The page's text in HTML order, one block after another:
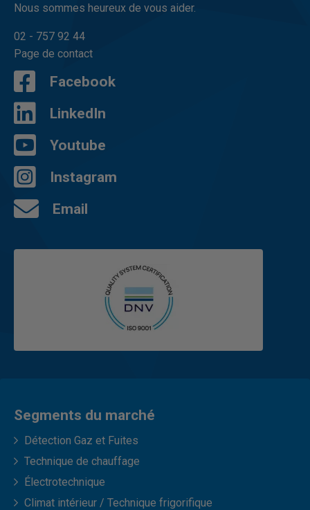
Nous sommes heureux de vous aider.
02 - 757 92 44
Page de contact
Facebook
LinkedIn
Youtube
Instagram
Email
Segments du marché
Détection Gaz et Fuites
Technique de chauffage
Électrotechnique
Climat intérieur / Technique frigorifique